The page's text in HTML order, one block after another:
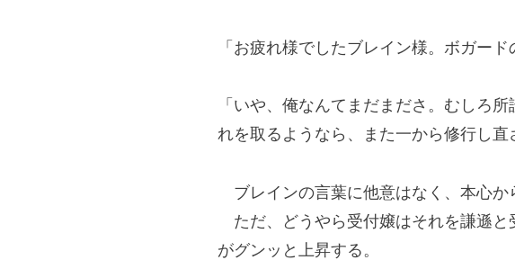
「お疲れ様でしたブレイン様。ボガー
「いや、俺なんてまだまださ。むしろ
れを取るようなら、また一から修行し直
ブレインの言葉に他意はなく、本心か
ただ、どうやら受付嬢はそれを謙遜と
がグンッと上昇する。